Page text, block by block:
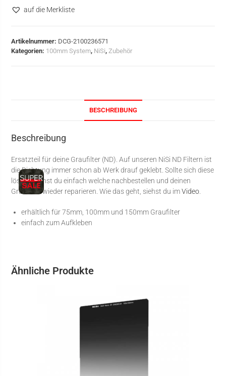
auf die Merkliste
Artikelnummer: DCG-2100236571
Kategorien: 100mm System, NiSi,Zubehör
BESCHREIBUNG
Beschreibung
Ersatzteil für deine Graufilter (ND). Auf unseren NiSi ND Filtern ist
die Dichtung immer schon ab Werk drauf geklebt. Sollte sich diese
lösen, kannst du einfach welche nachbestellen und deinen
Graufilter wieder reparieren. Wie das geht, siehst du imVideo
erhältlich für 75mm, 100mm und 150mm Graufilter
einfach zum Aufkleben
Ähnliche Produkte